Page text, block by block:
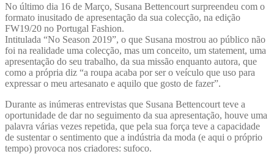
No último dia 16 de Março, Susana Bettencourt surpreendeu com o
formato inusitado de apresentação da sua colecção, na edição
FW19/20 no Portugal Fashion.
Intitulada “No Season 2019”, o que Susana mostrou ao público não
foi na realidade uma colecção, mas um conceito, um statement, uma
apresentação do seu trabalho, da sua missão enquanto autora, que
como a própria diz “a roupa acaba por ser o veículo que uso para
expressar o meu artesanato e aquilo que gosto de fazer”.
Durante as inúmeras entrevistas que Susana Bettencourt teve a
oportunidade de dar no seguimento da sua apresentação, houve uma
palavra várias vezes repetida, que pela sua força teve a capacidade
de sustentar o sentimento que a indústria da moda (e aqui o próprio
tempo) provoca nos criadores: sufoco.